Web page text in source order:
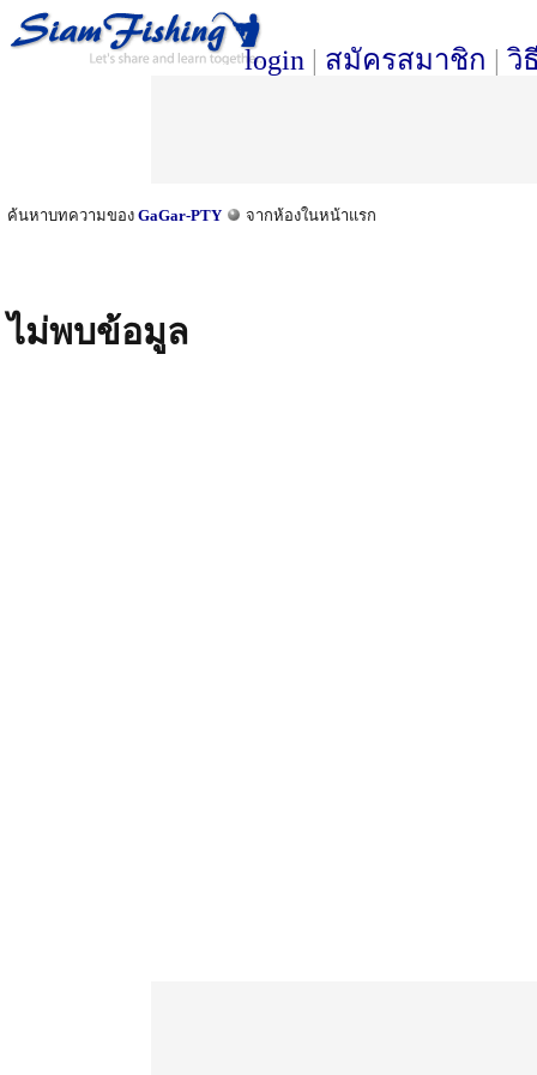
login | สมัครสมาชิก | วิ
ค้นหาบทความของ GaGar-PTY จากห้องในหน้าแรก
ไม่พบข้อมูล